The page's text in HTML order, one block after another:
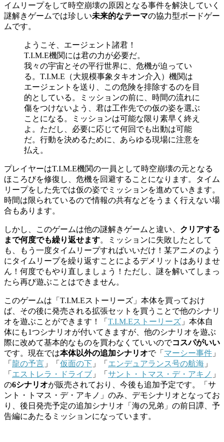
イムリープをして時空崩壊の原因となる事件を解決していく
謎解きゲームでは珍しい未来的なテーマの協力型ボードゲー
ムです。
ようこそ、エージェント諸君！
T.I.M.E機関には君の力が必要だ。
我々の宇宙とその平行世界に、危機が迫ってい
る。T.I.M.E（大規模事象タキオン介入）機関は
エージェントを送り、この危険を排除するのを目
的としている。ミッションの前に、時間の流れに
傷をつけないよう、君は工作先での仮の姿を選ぶ
ことになる。ミッションは可能な限り素早く終え
よ。ただし、必要に応じて何回でも出動は可能
だ。行動を決めるために、あらゆる現場に注意を
払え。
プレイヤーはT.I.M.E機関の一員として時空崩壊の元となる
ほころびを修復し、危機を回避することになります。タイム
リープをした先では仮の姿でミッションを進めていきます。
時間は限られているので情報の共有などをうまく行えない場
合もあります。
しかし、このゲームは他の謎解きゲームと違い、 クリアする
まで何度でも繰り返せます。ミッションに失敗したとして
も、もう一度タイムリープすればいいだけ！某アニメのよう
にタイムリープを繰り返すことによるデメリットはありませ
ん！何度でもやり直しましょう！ただし、謎を解いてしまっ
たら再び遊ぶことはできません。
このゲームは 「T.I.M.Eストーリーズ」本体を買っておけ
ば、その後に発売される拡張セットを買うことで他のシナリ
オを遊ぶことができます！
「 T.I.M.Eストーリーズ 」本体自
体にも1つシナリオが付いてきますが、他のシナリオを遊ぶ
際に改めて基本的なものを買わなくていいのでコスパがいい
です。現在では本体以外の追加シナリオで「 マーシー事件 」
「 龍の予言 」「 仮面の下 」「 エンデュアランス号の航海 」
「 エストレラ・ドライブ 」「 サント・トマス・デ・アキノ 」
の6シナリオが販売されており、今後も追加予定です。「サ
ント・トマス・デ・アキノ」のみ、デモシナリオとなってお
り、後日発売予定の追加シナリオ「海の兄弟」の前日譚、予
告編にあたるミッションになっています。